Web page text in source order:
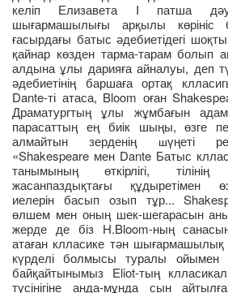
келіп Елизавета I патша
шығармашылығы арқылы көрініс
ғасырдағы батыс әдебиетідегі
қайнар көзден тарма-тарам болып
алдына ұлы дарияға айналуы, деп
әдебиетінің баршаға ортақ
Dante-ті атаса, Bloom оған
Драматургтың ұлы жұмбағын
парасаттың ең биік шыңы, өзге
алмайтын зерденің
шүңеті
«Shakespeare мен Dante Батыс
танымының өткірлігі,
жасанпаздықтағы құдыретімен
иелерін басып озып тұр...
өлшем мен оның шек-шегарасын
жерде де біз H.Bloom-ның
атаған клласике тән шығармашылық
күрделі болмысы туралы
байқайтынымыз Eliot-тың
түсінігіне анда-мұнда сын